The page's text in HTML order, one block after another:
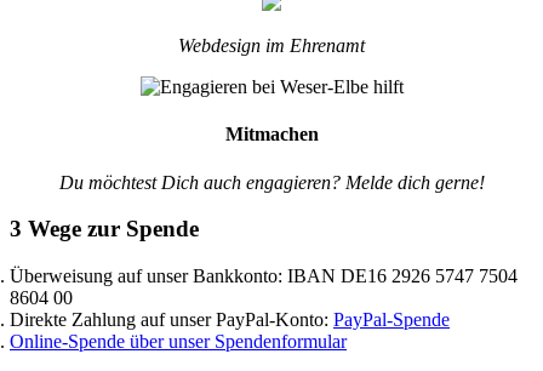
Webdesign im Ehrenamt
Mitmachen
Du möchtest Dich auch engagieren? Melde dich gerne!
3 Wege zur Spende
Überweisung auf unser Bankkonto: IBAN DE16 2926 5747 7504
8604 00
Direkte Zahlung auf unser PayPal-Konto: PayPal-Spende
Online-Spende über unser Spendenformular